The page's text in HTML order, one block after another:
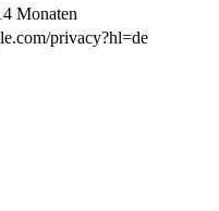
Monaten
privacy?hl=de